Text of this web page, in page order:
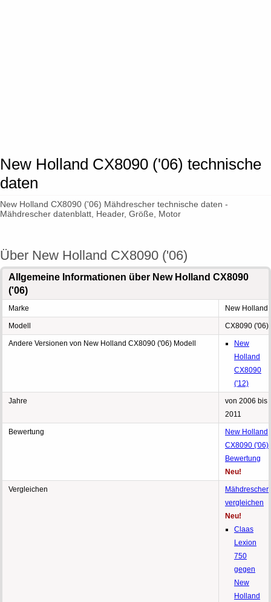
New Holland CX8090 ('06) technische
daten
New Holland CX8090 ('06) Mähdrescher technische daten -
Mähdrescher datenblatt, Header, Größe, Motor
Über New Holland CX8090 ('06)
Allgemeine Informationen über New Holland CX8090
('06)
Marke New Holland
Modell CX8090 ('06)
Andere Versionen von New Holland CX8090 ('06) Modell
New
Holland
CX8090
('12)
Jahre
von 2006 bis
2011
Bewertung
New Holland
CX8090 ('06)
Bewertung
Neu!
Vergleichen
Mähdrescher
vergleichen
Neu!
Claas
Lexion
750
gegen
New
Holland